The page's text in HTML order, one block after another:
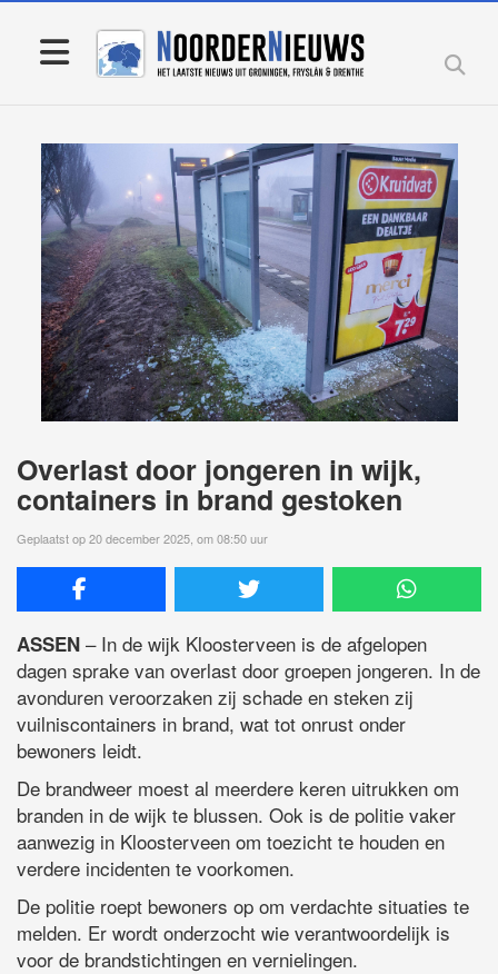
Overlast door jongeren in wijk,
containers in brand gestoken
Geplaatst op 20 december 2025, om 08:50 uur
ASSEN – In de wijk Kloosterveen is de afgelopen
dagen sprake van overlast door groepen jongeren. In de
avonduren veroorzaken zij schade en steken zij
vuilniscontainers in brand, wat tot onrust onder
bewoners leidt.
De brandweer moest al meerdere keren uitrukken om
branden in de wijk te blussen. Ook is de politie vaker
aanwezig in Kloosterveen om toezicht te houden en
verdere incidenten te voorkomen.
De politie roept bewoners op om verdachte situaties te
melden. Er wordt onderzocht wie verantwoordelijk is
voor de brandstichtingen en vernielingen.